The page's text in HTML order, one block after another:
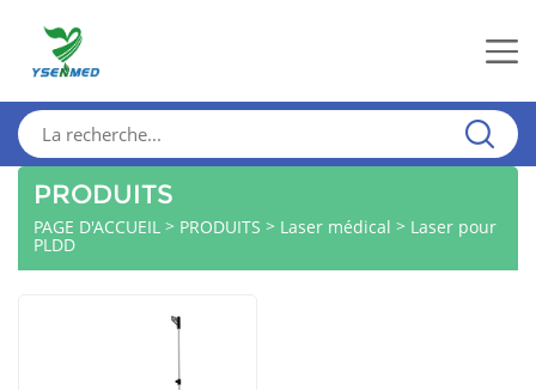
PRODUITS
PAGE D'ACCUEIL > PRODUITS > Laser médical > Laser pour
PLDD